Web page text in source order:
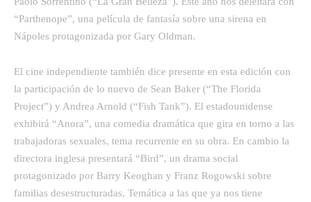
“Parthenope”, una película de fantasía sobre una sirena en
Nápoles protagonizada por Gary Oldman.
El cine independiente también dice presente en esta edición con
la participación de lo nuevo de Sean Baker (“The Florida
Project”) y Andrea Arnold (“Fish Tank”). El estadounidense
exhibirá “Anora”, una comedia dramática que gira en torno a las
trabajadoras sexuales, tema recurrente en su obra. En cambio la
directora inglesa presentará “Bird”, un drama social
protagonizado por Barry Keoghan y Franz Rogowski sobre
familias desestructuradas, Temática a las que ya nos tiene